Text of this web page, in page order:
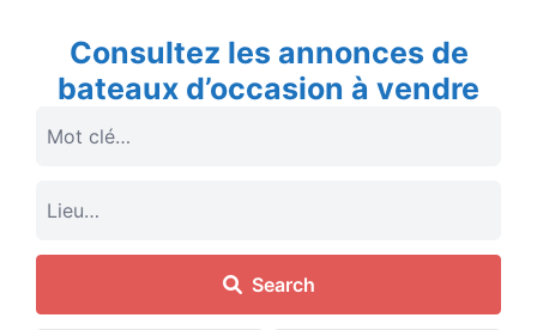
Consultez les annonces de
bateaux d’occasion à vendre
Search